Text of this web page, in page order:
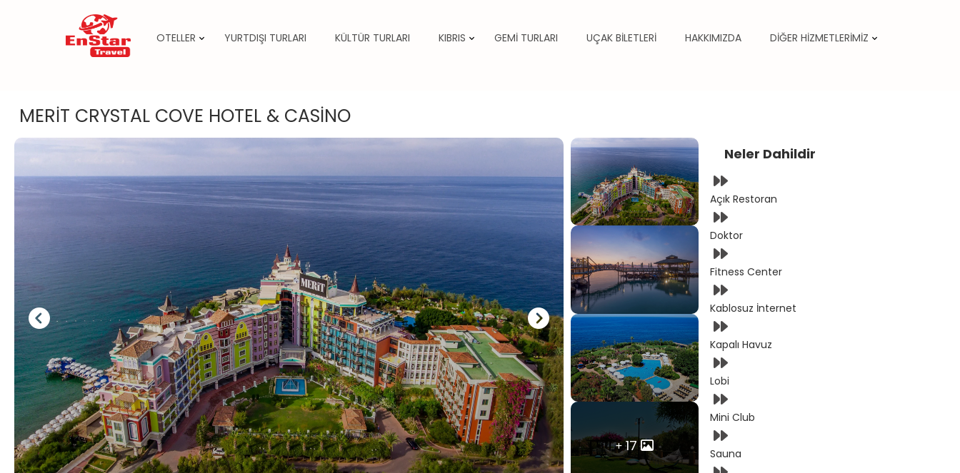
İçeriğe
OTELLER YURTDIŞI TURLARI KÜLTÜR TURLARI KIBRIS GEMİ TURLARI UÇAK BİLETLERİ HAKKIMIZDA DİĞER HİZMETLERİMİZ
MERİT CRYSTAL COVE HOTEL & CASİNO
17
Neler Dahildir
Açık Restoran
Doktor
Fitness Center
Kablosuz İnternet
Kapalı Havuz
Lobi
Mini Club
Sauna